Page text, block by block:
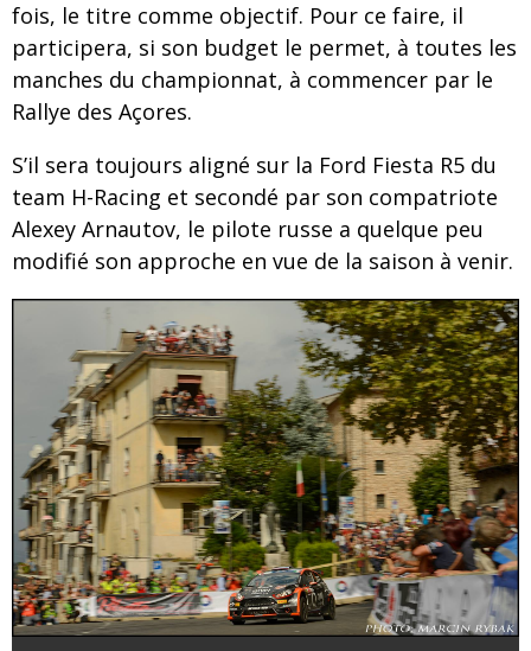
fois, le titre comme objectif. Pour ce faire, il
participera, si son budget le permet, à toutes les
manches du championnat, à commencer par le
Rallye des Açores.
S’il sera toujours aligné sur la Ford Fiesta R5 du
team H-Racing et secondé par son compatriote
Alexey Arnautov, le pilote russe a quelque peu
modifié son approche en vue de la saison à venir.